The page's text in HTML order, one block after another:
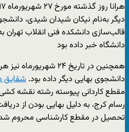
هرانا روز گذشته مورخ ۲۷ شهریورماه ۹۷ از
دیگر به‌نام نیکان شیدان شیدی،
قالب‌سازی دانشکده فنی انقلاب تهران
دانشگاه خبر داده بود
همچنین در تاریخ ۲۴ شهریورماه نیز هرانا در گزارشی خبر از
دانشجوی بهایی دیگر داده بود. شقایق
مقطع کاردانی پیوسته رشته نقشه کشی
رسام کرج، به دلیل بهایی بودن از
تحصیل در مقطع کارشناسی محروم